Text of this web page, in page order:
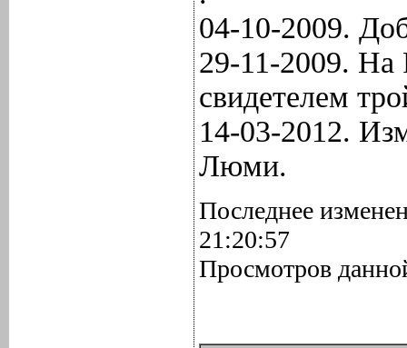
04-10-2009.
29-11-2009. На
свидетелем
14-03-2012.
Люми.
Последнее
21:20:57
Просмотров